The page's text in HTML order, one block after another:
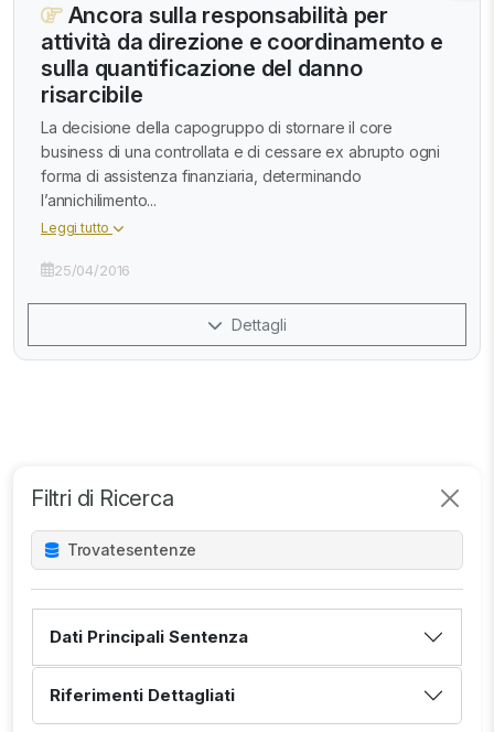
Filtri di Ricerca
Trovatesentenze
Dati Principali Sentenza
Riferimenti Dettagliati
Ancora sulla responsabilità per
attività da direzione e coordinamento e
sulla quantificazione del danno
risarcibile
La decisione della capogruppo di stornare il core
business di una controllata e di cessare ex abrupto ogni
forma di assistenza finanziaria, determinando
l’annichilimento...
Leggi tutto
25/04/2016
Dettagli